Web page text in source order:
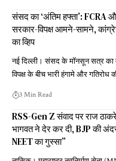
संसद का ‘अंतिम हफ्ता’: FCRA
सरकार-विपक्ष आमने-सामने,
का व्हिप
नई दिल्ली। संसद के मॉनसून सत्र का
विपक्ष के बीच भारी हंगामे और गतिरोध
3 Min Read
RSS-Gen Z संवाद पर राज
भागवत ने देर कर दी, BJP की
NEET का गुस्सा”